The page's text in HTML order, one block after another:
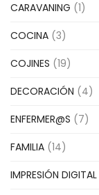
CARAVANING (1)
COCINA (3)
COJINES (19)
DECORACIÓN (4)
ENFERMER@S (7)
FAMILIA (14)
IMPRESIÓN DIGITAL